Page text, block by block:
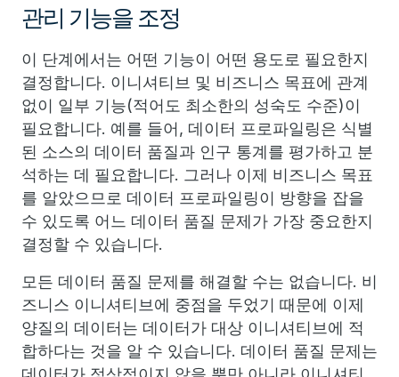
관리 기능을 조정
이 단계에서는 어떤 기능이 어떤 용도로 필요한지
결정합니다. 이니셔티브 및 비즈니스 목표에 관계
없이 일부 기능(적어도 최소한의 성숙도 수준)이
필요합니다. 예를 들어, 데이터 프로파일링은 식별
된 소스의 데이터 품질과 인구 통계를 평가하고 분
석하는 데 필요합니다. 그러나 이제 비즈니스 목표
를 알았으므로 데이터 프로파일링이 방향을 잡을
수 있도록 어느 데이터 품질 문제가 가장 중요한지
결정할 수 있습니다.
모든 데이터 품질 문제를 해결할 수는 없습니다. 비
즈니스 이니셔티브에 중점을 두었기 때문에 이제
양질의 데이터는 데이터가 대상 이니셔티브에 적
합하다는 것을 알 수 있습니다. 데이터 품질 문제는